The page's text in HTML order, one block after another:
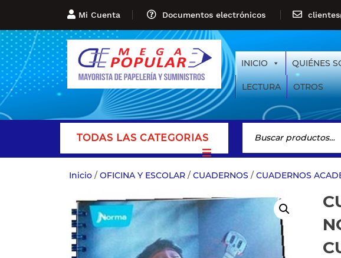
Mi Cuenta Documentos electrónicos
INICIO QUIÉNES
LECTURA OTROS
TODAS LAS CATEGORIAS
Inicio / OFICINA Y ESCOLAR / CUADERNOS / CUADERNOS